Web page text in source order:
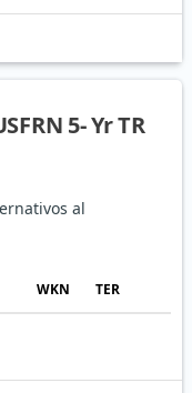
5- Yr TR
al
WKN TER